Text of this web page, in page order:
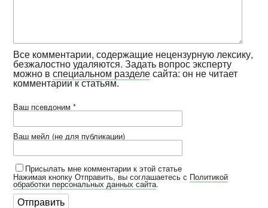
Все комментарии, содержащие нецензурную лексику,
безжалостно удаляются. Задать вопрос эксперту
можно вспециальном разделесайта: он не читает
комментарии к статьям.
Ваш псевдоним *
Ваш мейл (не для публикации)
Присылать мне комментарии к этой статье
Нажимая кнопку Отправить, вы соглашаетесь с Политикой
обработки персональных данных сайта.